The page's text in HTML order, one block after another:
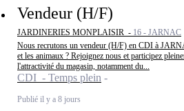
Vendeur (H/F)
JARDINERIES MONPLAISIR - 16 - JARNAC
Nous recrutons un vendeur (H/F) en CDI à
et les animaux ? Rejoignez nous et participez
l'attractivité du magasin, notamment du...
CDI - Temps plein
Publié il y a 8 jours